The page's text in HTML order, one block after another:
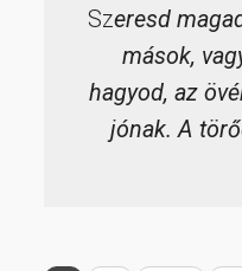
Szeresd
mások,
hagyod, az
jónak. A